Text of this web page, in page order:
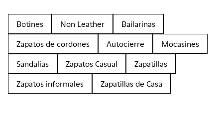
Botines Non Leather
Bailarinas
Zapatos de cordones
Autocierre
Mocasines
Sandalias
Zapatos Casual
Zapatillas
Zapatos informales
Zapatillas de Casa